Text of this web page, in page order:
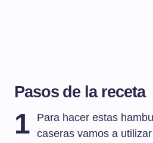
Pasos de la receta
1
Para hacer estas
caseras vamos a